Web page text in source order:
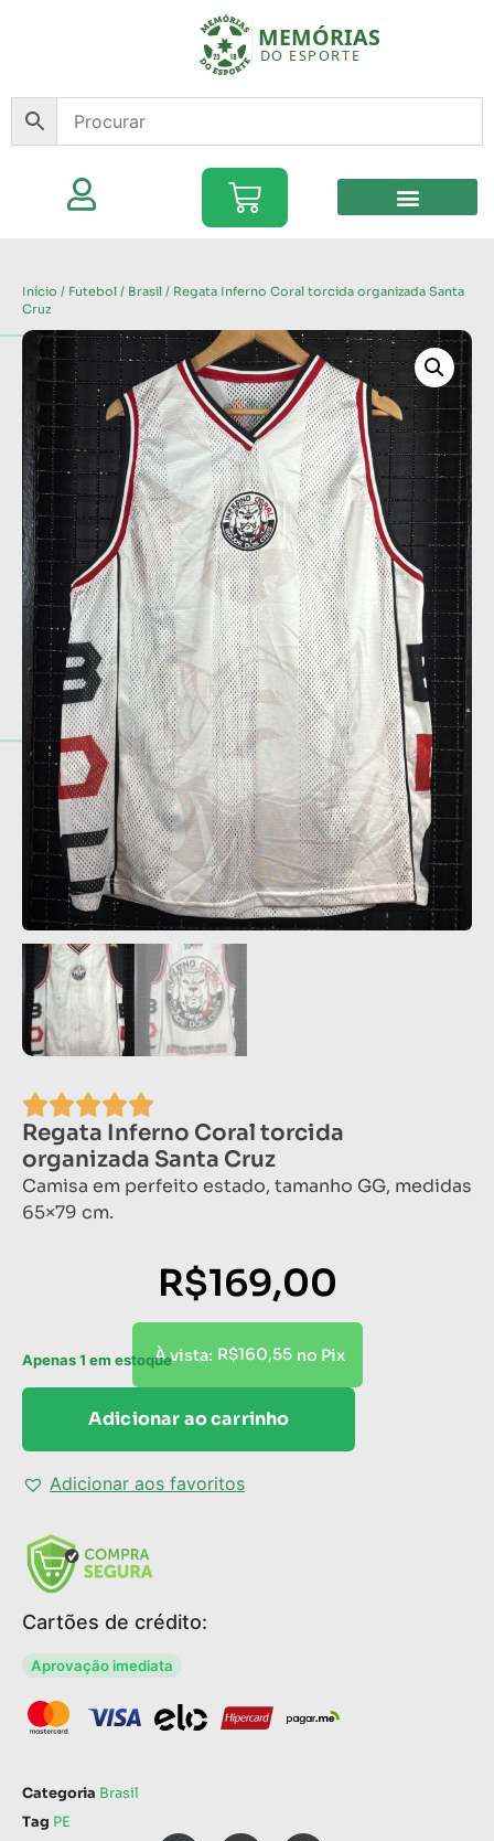
Início / Futebol / Brasil / Regata Inferno Coral torcida organizada Santa
Cruz
Regata Inferno Coral torcida
organizada Santa Cruz
Camisa em perfeito estado, tamanho GG, medidas
65×79 cm.
R$169,00
À vista: R$160,55 no Pix
Apenas 1 em estoque
Adicionar ao carrinho
Adicionar aos favoritos
Cartões de crédito:
Aprovação imediata
Categoria Brasil
Tag PE